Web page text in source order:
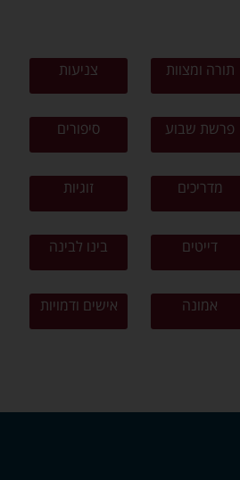
תורה ומצוות צניעות
פרשת שבוע סיפורים
מדריכים זוגיות
דייטים בינו לבינה
אמונה אישים ודמויות